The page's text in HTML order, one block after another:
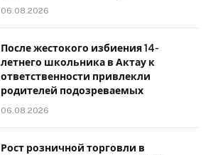
06.08.2026
После жестокого избиения 14-
летнего школьника в Актау к
ответственности привлекли
родителей подозреваемых
06.08.2026
Рост розничной торговли в